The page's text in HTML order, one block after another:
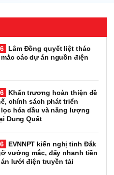
Lâm Đồng quyết liệt tháo
các dự án nguồn điện
Khẩn trương hoàn thiện đề
chính sách phát triển
lọc hóa dầu và năng lượng
Dung Quất
EVNNPT kiến nghị tỉnh Đắk
vướng mắc, đẩy nhanh tiến
lưới điện truyền tải